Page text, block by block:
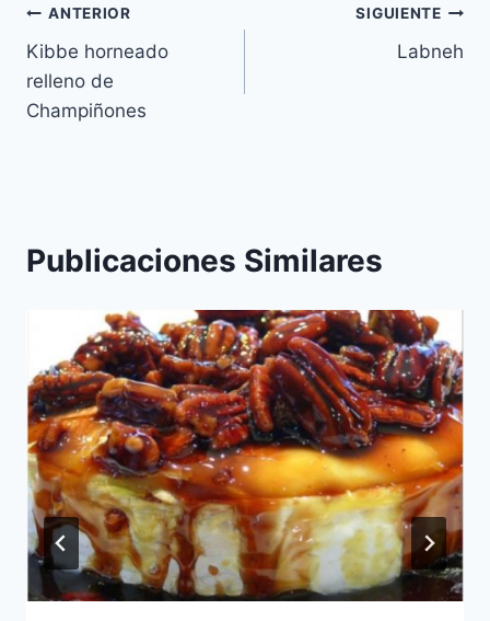
Navegación
de
entradas
ANTERIOR
Kibbe horneado
relleno de
Champiñones
SIGUIENTE
Labneh
Publicaciones Similares